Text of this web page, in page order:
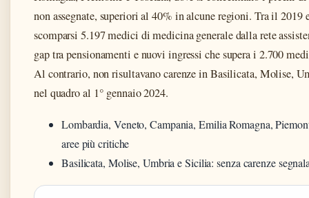
non assegnate, superiori al 40% in alcune regioni. Tra il 2019
scomparsi 5.197 medici di medicina generale dalla rete
gap tra pensionamenti e nuovi ingressi che supera i 2.700
Al contrario, non risultavano carenze in Basilicata, Molise,
nel quadro al 1° gennaio 2024.
Lombardia, Veneto, Campania, Emilia Romagna,
aree più critiche
Basilicata, Molise, Umbria e Sicilia: senza carenze